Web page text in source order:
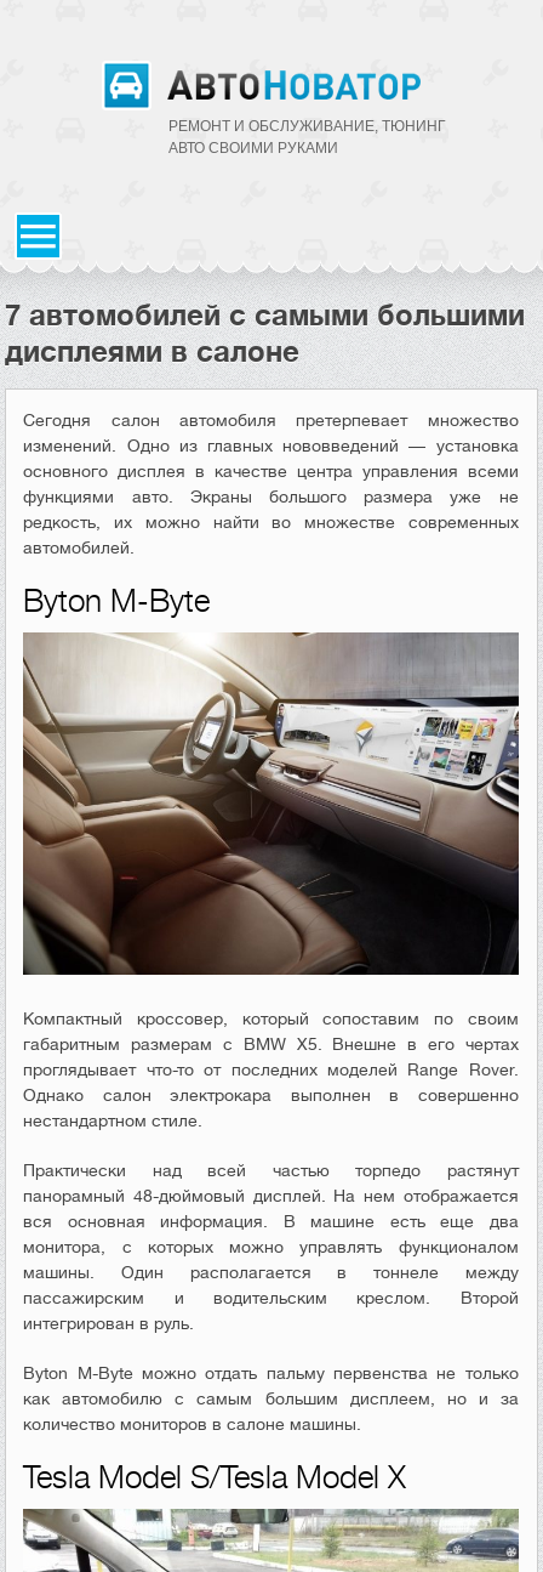
РЕМОНТ И ОБСЛУЖИВАНИЕ, ТЮНИНГ
АВТО CВОИМИ РУКАМИ
7 автомобилей с самыми большими
дисплеями в салоне
Сегодня салон автомобиля претерпевает множество
изменений. Одно из главных нововведений — установка
основного дисплея в качестве центра управления всеми
функциями авто. Экраны большого размера уже не
редкость, их можно найти во множестве современных
автомобилей.
Byton M-Byte
Компактный кроссовер, который сопоставим по своим
габаритным размерам с BMW X5. Внешне в его чертах
проглядывает что-то от последних моделей Range Rover.
Однако салон электрокара выполнен в совершенно
нестандартном стиле.
Практически над всей частью торпедо растянут
панорамный 48-дюймовый дисплей. На нем отображается
вся основная информация. В машине есть еще два
монитора, с которых можно управлять функционалом
машины. Один располагается в тоннеле между
пассажирским и водительским креслом. Второй
интегрирован в руль.
Byton M-Byte можно отдать пальму первенства не только
как автомобилю с самым большим дисплеем, но и за
количество мониторов в салоне машины.
Tesla Model S/Tesla Model X